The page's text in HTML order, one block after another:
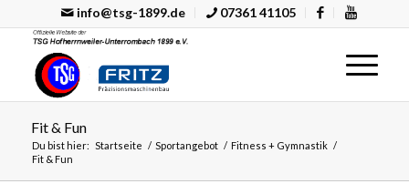
info@tsg-1899.de 07361 41105
Fit & Fun
Du bist hier: Startseite / Sportangebot / Fitness + Gymnastik /
Fit & Fun